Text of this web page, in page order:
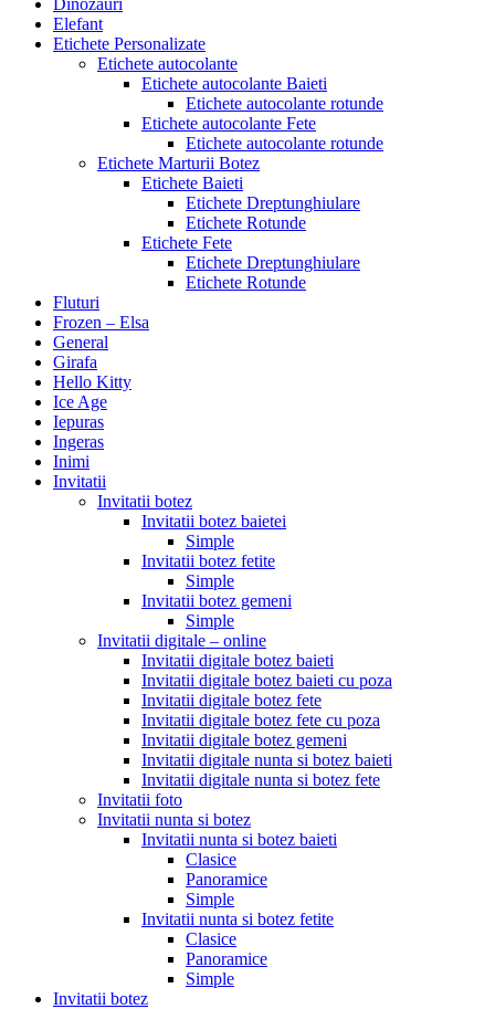
Dinozauri
Elefant
Etichete Personalizate
Etichete autocolante
Etichete autocolante Baieti
Etichete autocolante rotunde
Etichete autocolante Fete
Etichete autocolante rotunde
Etichete Marturii Botez
Etichete Baieti
Etichete Dreptunghiulare
Etichete Rotunde
Etichete Fete
Etichete Dreptunghiulare
Etichete Rotunde
Fluturi
Frozen – Elsa
General
Girafa
Hello Kitty
Ice Age
Iepuras
Ingeras
Inimi
Invitatii
Invitatii botez
Invitatii botez baietei
Simple
Invitatii botez fetite
Simple
Invitatii botez gemeni
Simple
Invitatii digitale – online
Invitatii digitale botez baieti
Invitatii digitale botez baieti cu poza
Invitatii digitale botez fete
Invitatii digitale botez fete cu poza
Invitatii digitale botez gemeni
Invitatii digitale nunta si botez baieti
Invitatii digitale nunta si botez fete
Invitatii foto
Invitatii nunta si botez
Invitatii nunta si botez baieti
Clasice
Panoramice
Simple
Invitatii nunta si botez fetite
Clasice
Panoramice
Simple
Invitatii botez